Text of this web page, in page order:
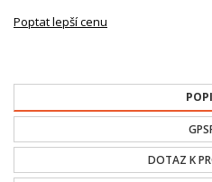
Poptat lepší cenu
DOTAZ K